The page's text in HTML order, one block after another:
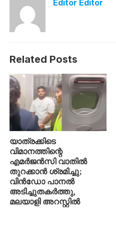
Editor Editor
Related Posts
യാത്രക്കിടെ
വിമാനത്തിന്റെ
എമർജൻസി വാതിൽ
തുറക്കാൻ ശ്രമിച്ചു;
വിൻഡോ പാനൽ
അടിച്ചുതകർത്തു,
മലയാളി അറസ്റ്റിൽ